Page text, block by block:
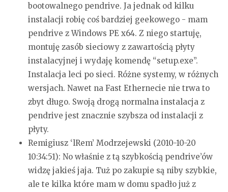
bootowalnego pendrive. Ja jednak od kilku
instalacji robię coś bardziej geekowego - mam
pendrive z Windows PE x64. Z niego startuję,
montuję zasób sieciowy z zawartością płyty
instalacyjnej i wydaję komendę “setup.exe”.
Instalacja leci po sieci. Różne systemy, w różnych
wersjach. Nawet na Fast Ethernecie nie trwa to
zbyt długo. Swoją drogą normalna instalacja z
pendrive jest znacznie szybsza od instalacji z
płyty.
Remigiusz ‘lRem’ Modrzejewski (2010-10-20
10:34:51): No właśnie z tą szybkością pendrive’ów
widzę jakieś jaja. Tuż po zakupie są niby szybkie,
ale te kilka które mam w domu spadło już z